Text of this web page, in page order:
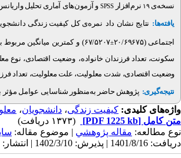
نسخه‌‌ی ۱۹ نرم‌افزار SPSS و آزمون‌های آماری تحلیل
یافته‌ها: نتایج نشان داد نمره‌ی کل کیفیت زندگی
اجتماعی(۲۰/۶۹۶۷۵ ±۶۷/۵۲۰۷) و کمترین میانگین
سکونت، تعداد فرزندان خانواده، وضعیت اقتصادی، نوع
وضعیت اقتصادی، شدت معلولیت، علت معلولیت، تعداد
نتیجه‌گیری: پژوهش حاضر به‌منظور شناسایی عوامل مؤثر
واژه‌های کلیدی: کیفیت زندگی، دانشجویان،
متن کامل [PDF 1225 kb]
(۱۳۷۳ دریافت)
نوع مطالعه: مقاله پژوهشي | موضوع مقاله:
دریافت: 1401/8/16 | پذیرش: 1402/3/10 | انتشار: 1402/6/31